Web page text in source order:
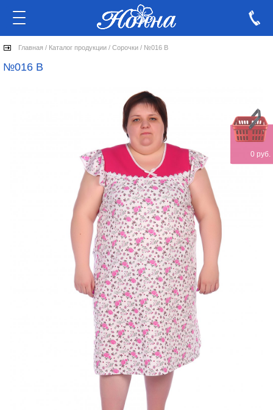
Главная / Каталог продукции / Сорочки / №016 В
№016 В
0 руб.